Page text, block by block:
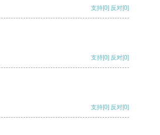
支持[0] 反对[0]
支持[0] 反对[0]
支持[0] 反对[0]